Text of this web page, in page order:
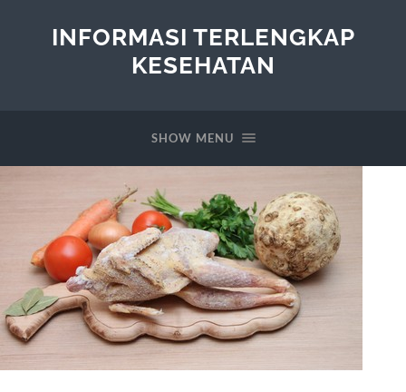
INFORMASI TERLENGKAP
KESEHATAN
SHOW MENU